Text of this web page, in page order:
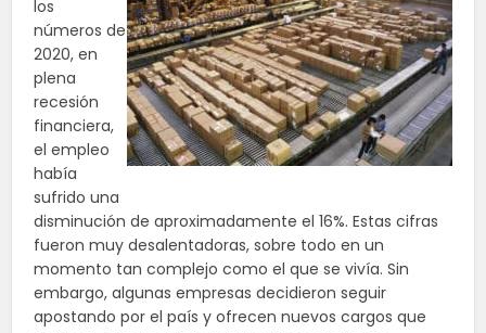
los
números de
2020, en
plena
recesión
financiera,
el empleo
había
sufrido una
disminución de aproximadamente el 16%. Estas cifras
fueron muy desalentadoras, sobre todo en un
momento tan complejo como el que se vivía. Sin
embargo, algunas empresas decidieron seguir
apostando por el país y ofrecen nuevos cargos que